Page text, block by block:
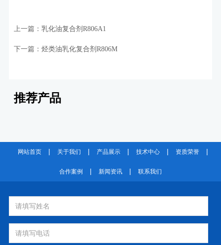
上一篇： 乳化油复合剂R806A1
下一篇： 烃类油乳化复合剂R806M
推荐产品
网站首页 | 关于我们 | 产品展示 | 技术中心 | 资质荣誉 |
合作案例 | 新闻资讯 | 联系我们